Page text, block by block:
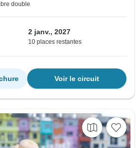
double
2 janv., 2027
10 places restantes
Voir le circuit